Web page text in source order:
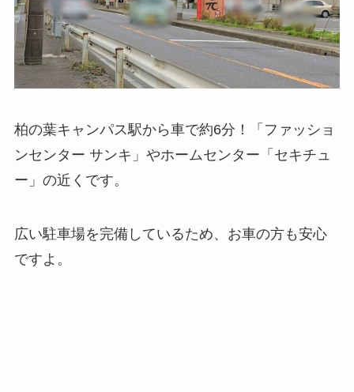
柏の葉キャンパス駅から車で約6分！「ファッショ
ンセンター サンキ」やホームセンター「セキチュ
ー」の近くです。
広い駐車場を完備しているため、お車の方も安心
ですよ。